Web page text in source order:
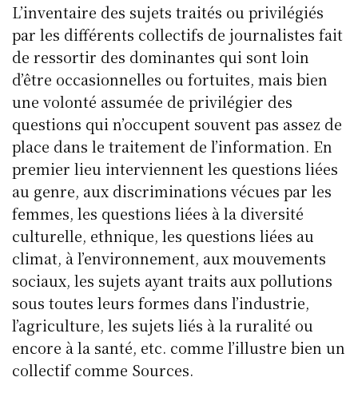
L’inventaire des sujets traités ou privilégiés
par les différents collectifs de journalistes fait
de ressortir des dominantes qui sont loin
d’être occasionnelles ou fortuites, mais bien
une volonté assumée de privilégier des
questions qui n’occupent souvent pas assez de
place dans le traitement de l’information. En
premier lieu interviennent les questions liées
au genre, aux discriminations vécues par les
femmes, les questions liées à la diversité
culturelle, ethnique, les questions liées au
climat, à l’environnement, aux mouvements
sociaux, les sujets ayant traits aux pollutions
sous toutes leurs formes dans l’industrie,
l’agriculture, les sujets liés à la ruralité ou
encore à la santé, etc. comme l’illustre bien un
collectif comme Sources.